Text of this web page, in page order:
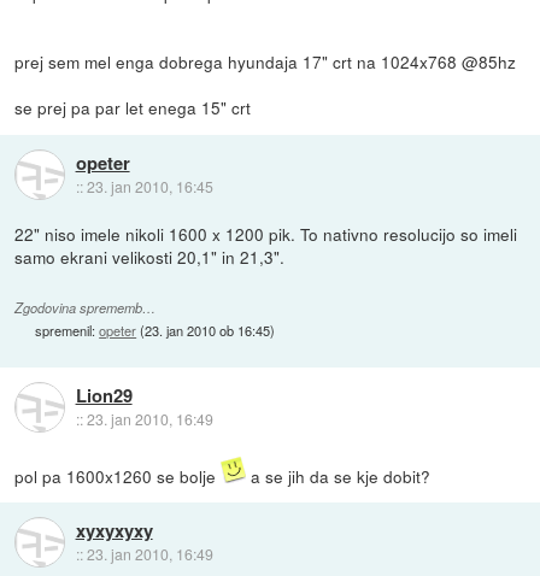
prej sem mel enga dobrega hyundaja 17" crt na 1024x768 @85hz
se prej pa par let enega 15" crt
opeter
::23. jan 2010, 16:45
22" niso imele nikoli 1600 x 1200 pik. To nativno resolucijo so imeli
samo ekrani velikosti 20,1" in 21,3".
Zgodovina sprememb…
spremenil:opeter(23. jan 2010 ob 16:45)
Lion29
::23. jan 2010, 16:49
pol pa 1600x1260 se bolje a se jih da se kje dobit?
xyxyxyxy
::23. jan 2010, 16:49